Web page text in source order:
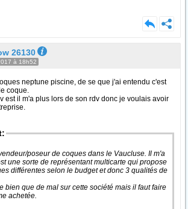
26130
à 18h52
neptune piscine, de se que j'ai entendu c'est
coque.
est il m'a plus lors de son rdv donc je voulais avoir
poseur de coques dans le Vaucluse. Il m'a
une sorte de représentant multicarte qui propose
différentes selon le budget et donc 3 qualités de
bien que de mal sur cette société mais il faut faire
achetée.